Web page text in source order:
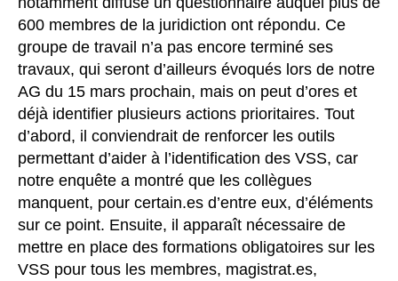
600 membres de la juridiction ont répondu. Ce
groupe de travail n’a pas encore terminé ses
travaux, qui seront d’ailleurs évoqués lors de notre
AG du 15 mars prochain, mais on peut d’ores et
déjà identifier plusieurs actions prioritaires. Tout
d’abord, il conviendrait de renforcer les outils
permettant d’aider à l’identification des VSS, car
notre enquête a montré que les collègues
manquent, pour certain.es d’entre eux, d’éléments
sur ce point. Ensuite, il apparaît nécessaire de
mettre en place des formations obligatoires sur les
VSS pour tous les membres, magistrat.es,